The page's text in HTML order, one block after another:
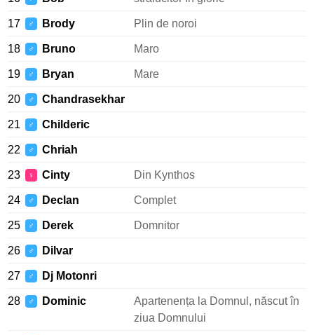
17 ♂ Brody Plin de noroi
18 ♂ Bruno Maro
19 ♂ Bryan Mare
20 ♂ Chandrasekhar
21 ♂ Childeric
22 ♂ Chriah
23 ♀ Cinty Din Kynthos
24 ♂ Declan Complet
25 ♂ Derek Domnitor
26 ♂ Dilvar
27 ♂ Dj Motonri
28 ♂ Dominic
Apartenența la Domnul, născut în
ziua Domnului